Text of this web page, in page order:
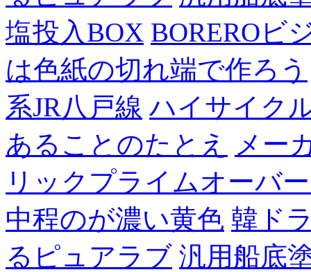
塩投入BOX BOREROビ
は色紙の切れ端で作ろう
系JR八戸線 ハイサイク
あることのたとえ
メー
リックプライムオーバ
中程のが濃い黄色 韓ド
るピュアラブ 汎用船底